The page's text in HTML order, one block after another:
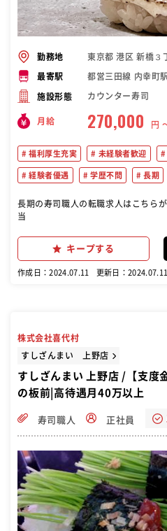
勤務地 東京都 港区 新橋３
最寄駅 都営三田線 内幸町駅
施設形態 カウンター寿司
月給 270,000 円
福利厚生充実 未経験者歓迎
経験者優遇 学歴不問 長期
長期の寿司職人の転職求人はこちらがおすすめ。 調
当
キープする
作成日：2024.07.11 更新日：2024.07.11
株式会社喜代村
すしざんまい 上野店
すしざんまい 上野店 /【支度
の板前|高待遇月40万以上
寿司職人 正社員